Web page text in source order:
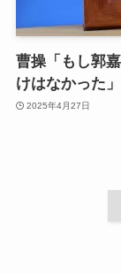
曹操「もし郭
けはなかった」
2025年4月27日